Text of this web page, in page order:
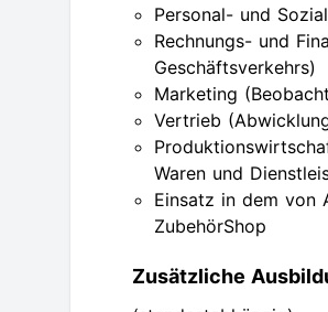
Personal- und
Rechnungs- und
Geschäftsverkehrs)
Marketing
Vertrieb
Waren und
Einsatz in dem von
ZubehörShop
Zusätzliche